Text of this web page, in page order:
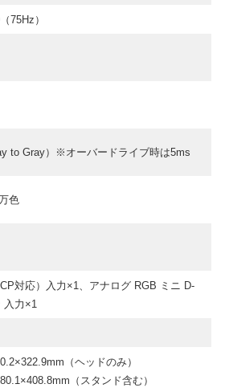
75Hz）
to Gray）※オーバードライブ時は5ms
色
対応）入力×1、アナログ RGB ミニ D-
入力×1
（ヘッドのみ）
（スタンド含む）